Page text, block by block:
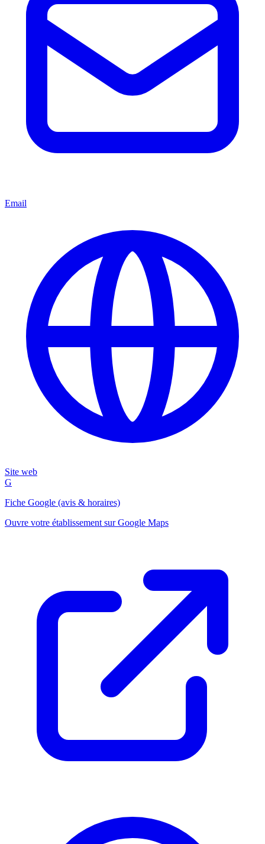
Email
Site web
G
Fiche Google (avis & horaires)
Ouvre votre établissement sur Google Maps